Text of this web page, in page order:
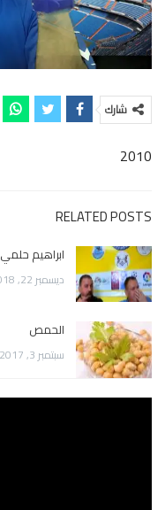
شارك
2010
RELATED POSTS
ابراهيم حلمي
ديسمبر 22, 2018
الحمص
سبتمبر 3, 2017